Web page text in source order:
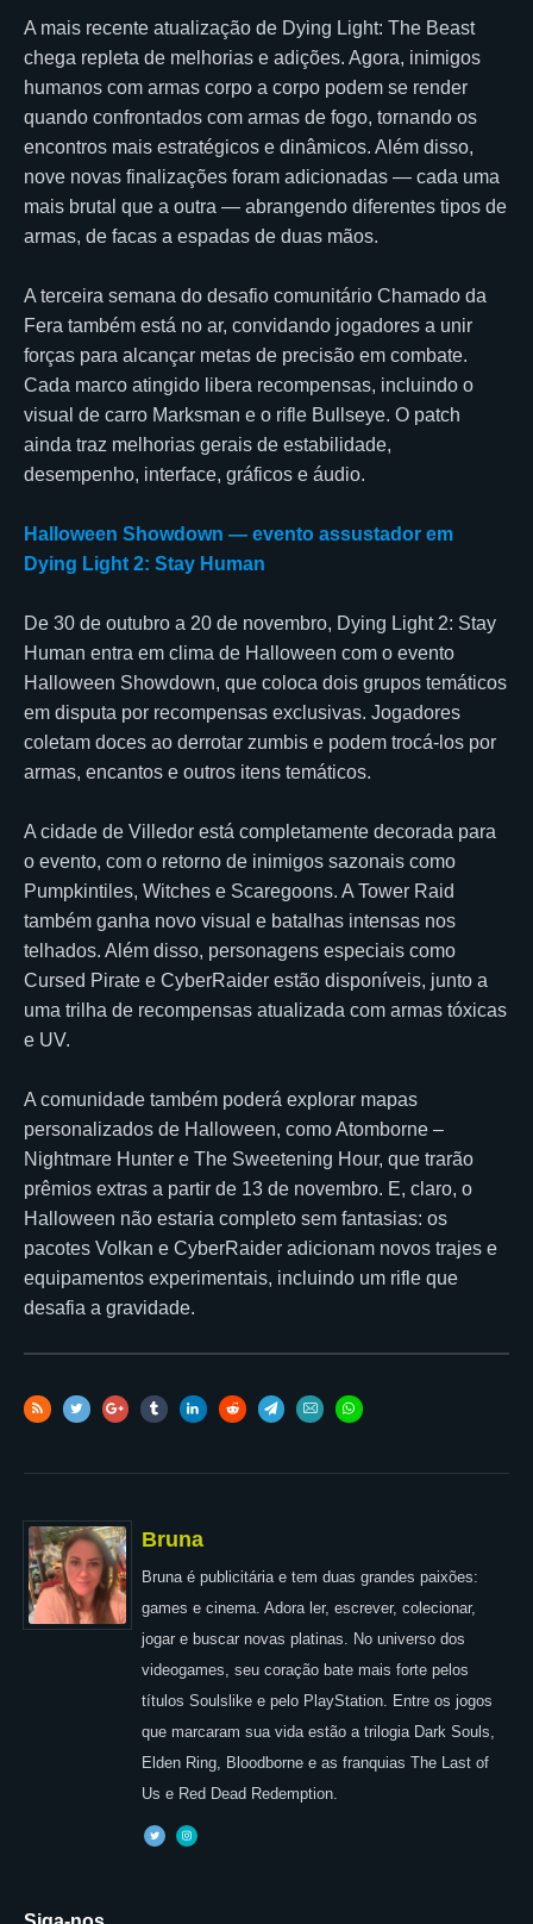
A mais recente atualização de Dying Light: The Beast
chega repleta de melhorias e adições. Agora, inimigos
humanos com armas corpo a corpo podem se render
quando confrontados com armas de fogo, tornando os
encontros mais estratégicos e dinâmicos. Além disso,
nove novas finalizações foram adicionadas — cada uma
mais brutal que a outra — abrangendo diferentes tipos de
armas, de facas a espadas de duas mãos.
A terceira semana do desafio comunitário Chamado da
Fera também está no ar, convidando jogadores a unir
forças para alcançar metas de precisão em combate.
Cada marco atingido libera recompensas, incluindo o
visual de carro Marksman e o rifle Bullseye. O patch
ainda traz melhorias gerais de estabilidade,
desempenho, interface, gráficos e áudio.
Halloween Showdown — evento assustador em
Dying Light 2: Stay Human
De 30 de outubro a 20 de novembro, Dying Light 2: Stay
Human entra em clima de Halloween com o evento
Halloween Showdown, que coloca dois grupos temáticos
em disputa por recompensas exclusivas. Jogadores
coletam doces ao derrotar zumbis e podem trocá-los por
armas, encantos e outros itens temáticos.
A cidade de Villedor está completamente decorada para
o evento, com o retorno de inimigos sazonais como
Pumpkintiles, Witches e Scaregoons. A Tower Raid
também ganha novo visual e batalhas intensas nos
telhados. Além disso, personagens especiais como
Cursed Pirate e CyberRaider estão disponíveis, junto a
uma trilha de recompensas atualizada com armas tóxicas
e UV.
A comunidade também poderá explorar mapas
personalizados de Halloween, como Atomborne –
Nightmare Hunter e The Sweetening Hour, que trarão
prêmios extras a partir de 13 de novembro. E, claro, o
Halloween não estaria completo sem fantasias: os
pacotes Volkan e CyberRaider adicionam novos trajes e
equipamentos experimentais, incluindo um rifle que
desafia a gravidade.
Bruna
Bruna é publicitária e tem duas grandes paixões:
games e cinema. Adora ler, escrever, colecionar,
jogar e buscar novas platinas. No universo dos
videogames, seu coração bate mais forte pelos
títulos Soulslike e pelo PlayStation. Entre os jogos
que marcaram sua vida estão a trilogia Dark Souls,
Elden Ring, Bloodborne e as franquias The Last of
Us e Red Dead Redemption.